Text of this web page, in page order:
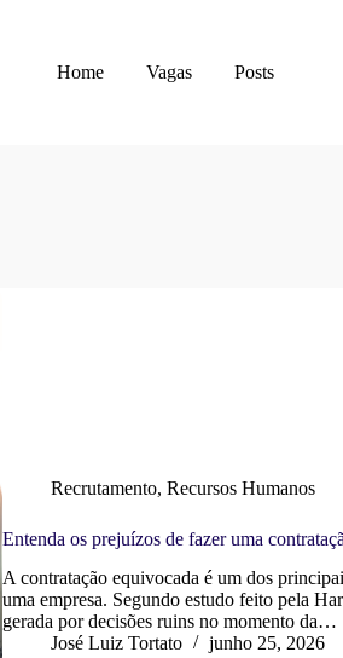
Home Vagas Posts
Recrutamento, Recursos Humanos
Entenda os prejuízos de fazer uma
A contratação equivocada é um dos
uma empresa. Segundo estudo feito pela
gerada por decisões ruins no momento da…
José Luiz Tortato
junho 25, 2026